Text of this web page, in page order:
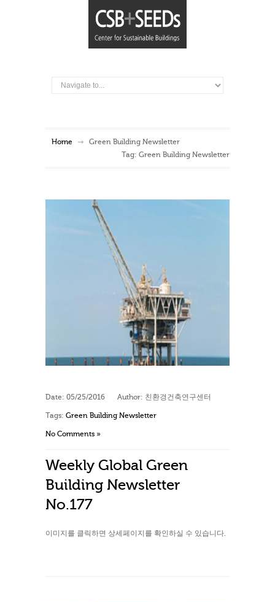
Home
Green Building Newsletter
Tag: Green Building Newsletter
Date: 05/25/2016 Author: 친환경건축연구센터
Tags: Green Building Newsletter
No Comments »
Weekly Global Green
Building Newsletter
No.177
이미지를 클릭하면 상세페이지를 확인하실 수 있습니다.